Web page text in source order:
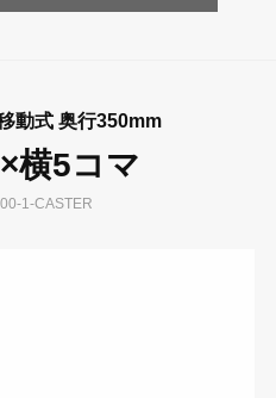
動式 奥行350mm
横5コマ
1-CASTER